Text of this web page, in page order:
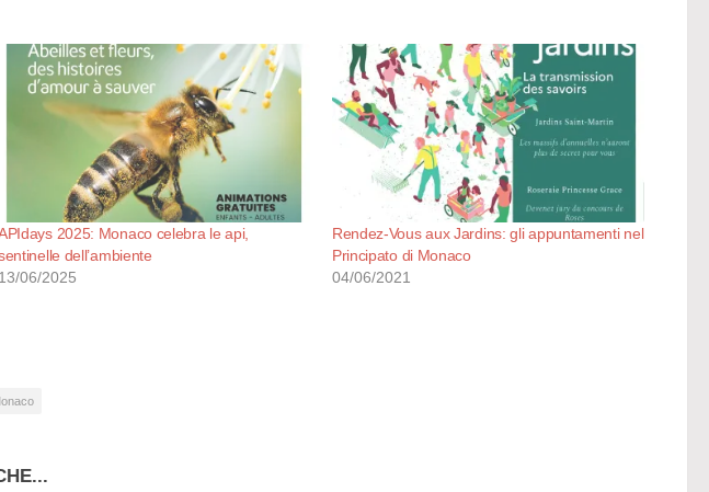
2025: Monaco celebra le api,
dell’ambiente
13/06/2025
Rendez-Vous aux Jardins: gli appuntamenti nel
Principato di Monaco
04/06/2021